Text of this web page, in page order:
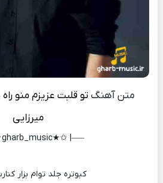
متن آهنگ تو قلبت عزیزم منو
میرزایی
—–| ✩★gharb_music★✩|—–
ﻛﺒﻮﺗﺮه ﺟﻠﺪ ﺗﻮام ﺑﺰار